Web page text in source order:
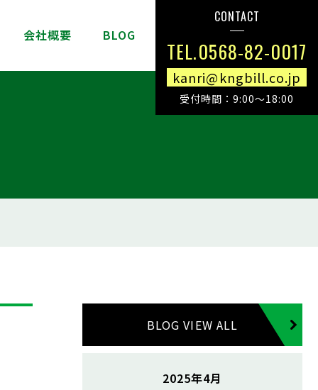
会社概要 BLOG
CONTACT
TEL.0568-82-0017
kanri@kngbill.co.jp
受付時間：9:00～18:00
BLOG VIEW ALL
2025年4月